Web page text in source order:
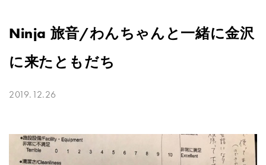
Ninja 旅音/わんちゃんと一緒に金沢
に来たともだち
2019.12.26